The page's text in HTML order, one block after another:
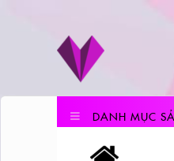
DANH MỤC